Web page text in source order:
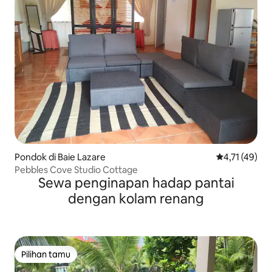
Pondok di Baie Lazare Nilai rata-
4,71 (49)
Pebbles Cove Studio Cottage
Sewa penginapan hadap pantai
dengan kolam renang
Pilihan tamu
Pilihan tamu